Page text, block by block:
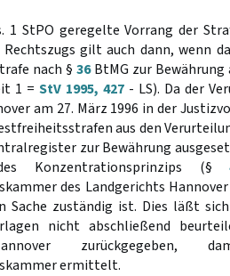
1 StPO geregelte Vorrang der
gilt auch dann, wenn
nach §36BtMG zur Bewährung
1 = StV 1995, 427- LS). Da der
am 27. März 1996 in der
aus den
zur Bewährung
Konzentrationsprinzips (§
des Landgerichts
Sache zuständig ist. Dies läßt
nicht abschließend
zurückgegeben,
ermittelt.